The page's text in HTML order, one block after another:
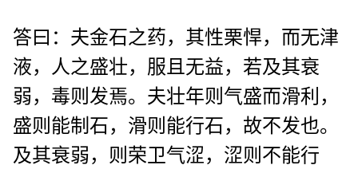
答曰：夫金石之药，其性栗悍，而无津
液，人之盛壮，服且无益，若及其衰
弱，毒则发焉。夫壮年则气盛而滑利，
盛则能制石，滑则能行石，故不发也。
及其衰弱，则荣卫气涩，涩则不能行